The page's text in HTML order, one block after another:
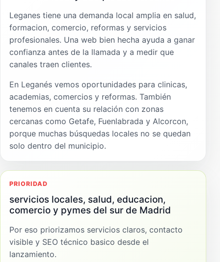
Leganes tiene una demanda local amplia en salud,
formacion, comercio, reformas y servicios
profesionales. Una web bien hecha ayuda a ganar
confianza antes de la llamada y a medir que
canales traen clientes.
En Leganés vemos oportunidades para clinicas,
academias, comercios y reformas. También
tenemos en cuenta su relación con zonas
cercanas como Getafe, Fuenlabrada y Alcorcon,
porque muchas búsquedas locales no se quedan
solo dentro del municipio.
PRIORIDAD
servicios locales, salud, educacion,
comercio y pymes del sur de Madrid
Por eso priorizamos servicios claros, contacto
visible y SEO técnico basico desde el
lanzamiento.